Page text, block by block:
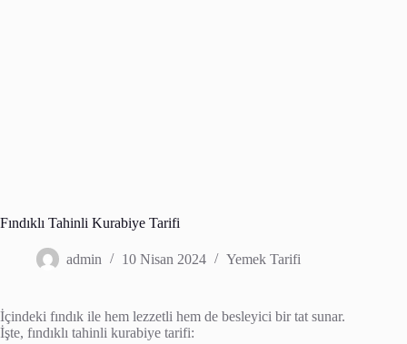
Fındıklı Tahinli Kurabiye Tarifi
admin 10 Nisan 2024 Yemek Tarifi
İçindeki fındık ile hem lezzetli hem de besleyici bir tat sunar.
İşte, fındıklı tahinli kurabiye tarifi: